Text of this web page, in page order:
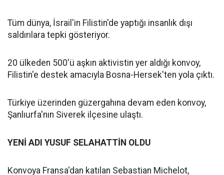
Tüm dünya, İsrail'in Filistin'de yaptığı insanlık dışı
saldırılara tepki gösteriyor.
20 ülkeden 500'ü aşkın aktivistin yer aldığı konvoy,
Filistin'e destek amacıyla Bosna-Hersek'ten yola çıktı.
Türkiye üzerinden güzergahına devam eden konvoy,
Şanlıurfa'nın Siverek ilçesine ulaştı.
YENİ ADI YUSUF SELAHATTİN OLDU
Konvoya Fransa'dan katılan Sebastian Michelot,